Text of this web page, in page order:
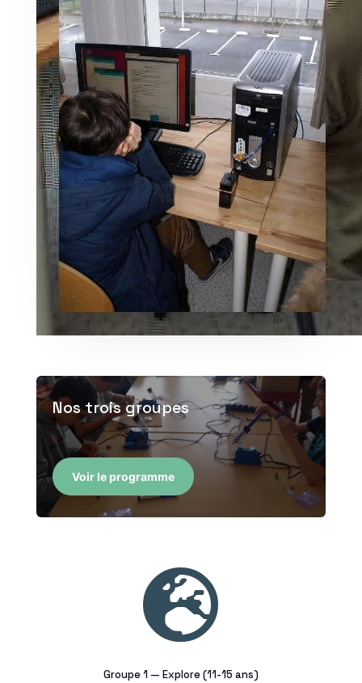
Nos trois groupes
Voir le programme

Groupe 1 — Explore (11-15 ans)